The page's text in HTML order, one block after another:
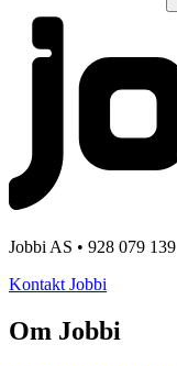
Jobbi AS • 928 079 139
Kontakt Jobbi
Om Jobbi